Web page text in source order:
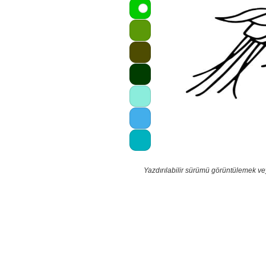
Yazdırılabilir sürümü görüntülemek